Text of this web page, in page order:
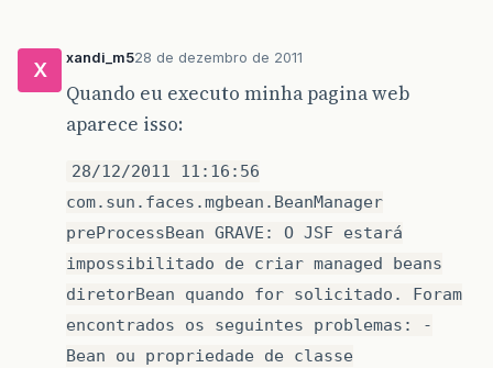
X
xandi_m528 de dezembro de 2011
Quando eu executo minha pagina web
aparece isso:
28/12/2011 11:16:56
com.sun.faces.mgbean.BeanManager
preProcessBean GRAVE: O JSF estará
impossibilitado de criar managed beans
diretorBean quando for solicitado. Foram
encontrados os seguintes problemas: -
Bean ou propriedade de classe